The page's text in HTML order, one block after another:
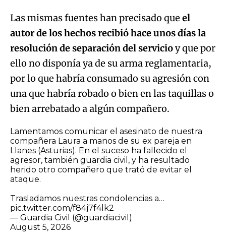
Las mismas fuentes han precisado que el
autor de los hechos recibió hace unos días la
resolución de separación del servicioy que por
ello no disponía ya de su arma reglamentaria,
por lo que habría consumado su agresión con
una que habría robado o bien en las taquillas o
bien arrebatado a algún compañero.
Lamentamos comunicar el asesinato de nuestra
compañera Laura a manos de su ex pareja en
Llanes (Asturias). En el suceso ha fallecido el
agresor, también guardia civil, y ha resultado
herido otro compañero que trató de evitar el
ataque.
Trasladamos nuestras condolencias a…
pic.twitter.com/f84j7f4lk2
— Guardia Civil (@guardiacivil)
August 5, 2026